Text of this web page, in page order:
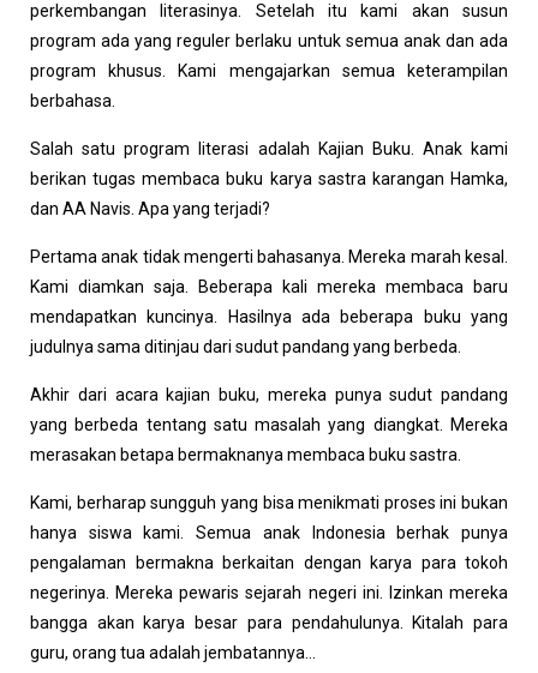
perkembangan literasinya. Setelah itu kami akan susun
program ada yang reguler berlaku untuk semua anak dan ada
program khusus. Kami mengajarkan semua keterampilan
berbahasa.
Salah satu program literasi adalah Kajian Buku. Anak kami
berikan tugas membaca buku karya sastra karangan Hamka,
dan AA Navis. Apa yang terjadi?
Pertama anak tidak mengerti bahasanya. Mereka marah kesal.
Kami diamkan saja. Beberapa kali mereka membaca baru
mendapatkan kuncinya. Hasilnya ada beberapa buku yang
judulnya sama ditinjau dari sudut pandang yang berbeda.
Akhir dari acara kajian buku, mereka punya sudut pandang
yang berbeda tentang satu masalah yang diangkat. Mereka
merasakan betapa bermaknanya membaca buku sastra.
Kami, berharap sungguh yang bisa menikmati proses ini bukan
hanya siswa kami. Semua anak Indonesia berhak punya
pengalaman bermakna berkaitan dengan karya para tokoh
negerinya. Mereka pewaris sejarah negeri ini. Izinkan mereka
bangga akan karya besar para pendahulunya. Kitalah para
guru, orang tua adalah jembatannya…